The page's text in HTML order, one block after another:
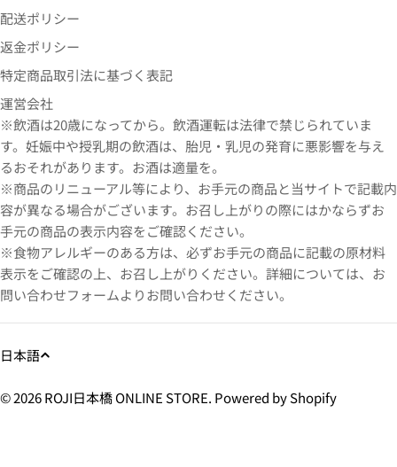
配送ポリシー
返金ポリシー
特定商品取引法に基づく表記
運営会社
※飲酒は20歳になってから。飲酒運転は法律で禁じられていま
す。妊娠中や授乳期の飲酒は、胎児・乳児の発育に悪影響を与え
るおそれがあります。お酒は適量を。
※商品のリニューアル等により、お手元の商品と当サイトで記載内
容が異なる場合がございます。お召し上がりの際にはかならずお
手元の商品の表示内容をご確認ください。
※食物アレルギーのある方は、必ずお手元の商品に記載の原材料
表示をご確認の上、お召し上がりください。詳細については、お
問い合わせフォームよりお問い合わせください。
日本語
© 2026ROJI日本橋 ONLINE STORE. Powered by Shopify